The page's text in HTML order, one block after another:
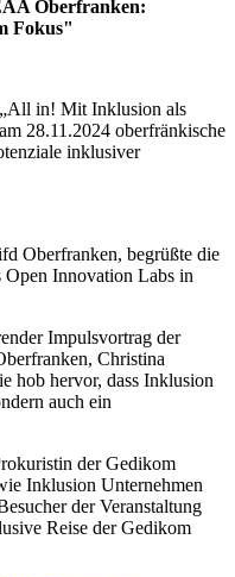
Oberfranken:
Fokus"
in! Mit Inklusion als
28.11.2024 oberfränkische
inklusiver
Oberfranken, begrüßte die
Open Innovation Labs in
Impulsvortrag der
Christina
hob hervor, dass Inklusion
auch ein
der Gedikom
Inklusion Unternehmen
der Veranstaltung
Reise der Gedikom